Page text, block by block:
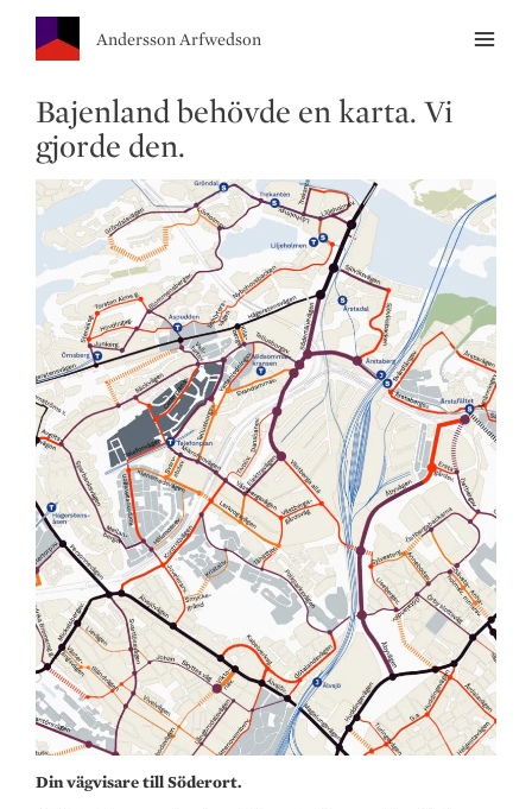
Andersson Arfwedson
Bajenland behövde en karta. Vi
gjorde den.
Din vägvisare till Söderort.